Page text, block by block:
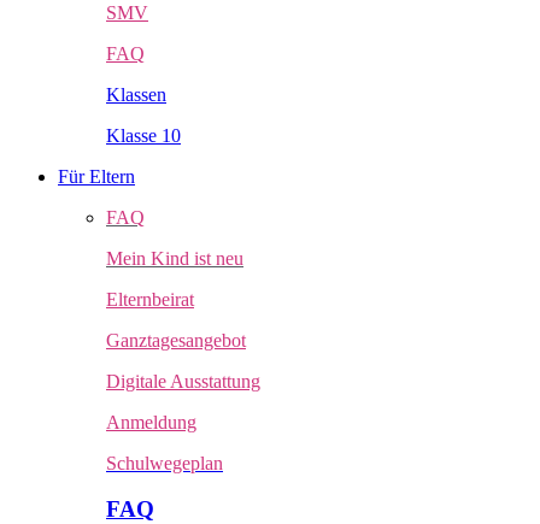
SMV
FAQ
Klassen
Klasse 10
Für Eltern
FAQ
Mein Kind ist neu
Elternbeirat
Ganztagesangebot
Digitale Ausstattung
Anmeldung
Schulwegeplan
FAQ